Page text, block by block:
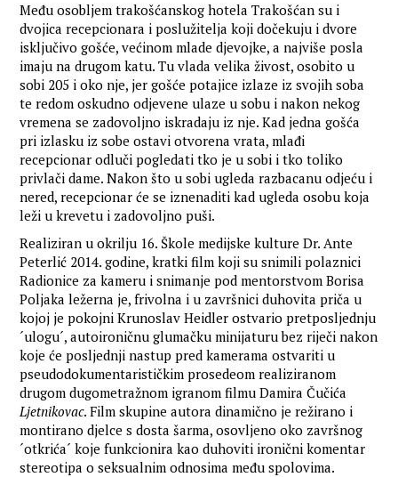
Među osobljem trakošćanskog hotela Trakošćan su i
dvojica recepcionara i poslužitelja koji dočekuju i dvore
isključivo gošće, većinom mlade djevojke, a najviše posla
imaju na drugom katu. Tu vlada velika živost, osobito u
sobi 205 i oko nje, jer gošće potajice izlaze iz svojih soba
te redom oskudno odjevene ulaze u sobu i nakon nekog
vremena se zadovoljno iskradaju iz nje. Kad jedna gošća
pri izlasku iz sobe ostavi otvorena vrata, mlađi
recepcionar odluči pogledati tko je u sobi i tko toliko
privlači dame. Nakon što u sobi ugleda razbacanu odjeću i
nered, recepcionar će se iznenaditi kad ugleda osobu koja
leži u krevetu i zadovoljno puši.
Realiziran u okrilju 16. Škole medijske kulture Dr. Ante
Peterlić 2014. godine, kratki film koji su snimili polaznici
Radionice za kameru i snimanje pod mentorstvom Borisa
Poljaka ležerna je, frivolna i u završnici duhovita priča u
kojoj je pokojni Krunoslav Heidler ostvario pretposljednju
´ulogu´, autoironičnu glumačku minijaturu bez riječi nakon
koje će posljednji nastup pred kamerama ostvariti u
pseudodokumentarističkim prosedeom realiziranom
drugom dugometražnom igranom filmu Damira Čučića
Ljetnikovac. Film skupine autora dinamično je režirano i
montirano djelce s dosta šarma, osovljeno oko završnog
´otkrića´ koje funkcionira kao duhoviti ironični komentar
stereotipa o seksualnim odnosima među spolovima.